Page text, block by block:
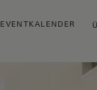
EVENTKALENDER